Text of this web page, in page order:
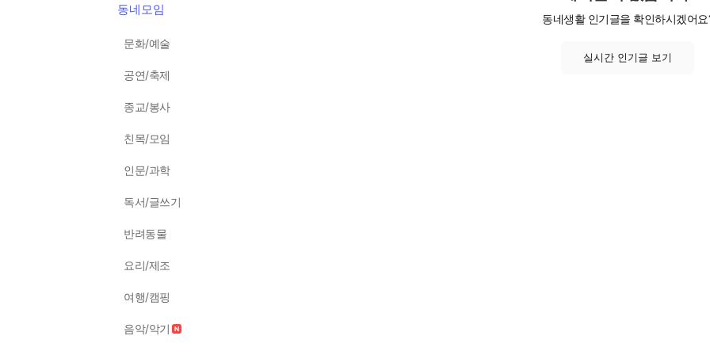
동네모임
문화/예술
공연/축제
종교/봉사
친목/모임
인문/과학
독서/글쓰기
반려동물
요리/제조
여행/캠핑
음악/악기
동네생활 인기글을 확인하시겠어요
실시간 인기글 보기